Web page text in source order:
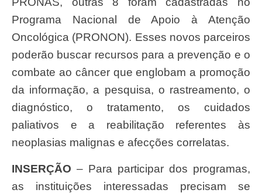
Programa Nacional de Apoio à Atenção
Oncológica (PRONON). Esses novos parceiros
poderão buscar recursos para a prevenção e o
combate ao câncer que englobam a promoção
da informação, a pesquisa, o rastreamento, o
diagnóstico, o tratamento, os cuidados
paliativos e a reabilitação referentes às
neoplasias malignas e afecções correlatas.
INSERÇÃO – Para participar dos programas,
as instituições interessadas precisam se